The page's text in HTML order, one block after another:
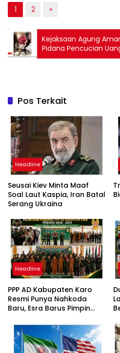
1 2 »
Kejaksaan Agung
Pidana Pencucian
Suryo Antoro Soerjanto
Pos Terkait
Headline
Seusai Kiev Minta Maaf
Soal Laut Kaspia, Iran Batal
Serang Ukraina
Headline
PPP AD Kabupaten Karo
Resmi Punya Nahkoda
Baru, Esra Barus Pimpin